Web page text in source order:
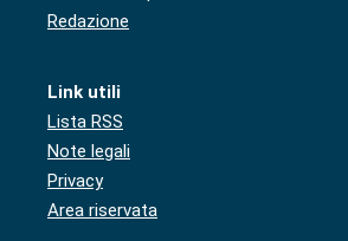
Redazione
Link utili
Lista RSS
Note legali
Privacy
Area riservata